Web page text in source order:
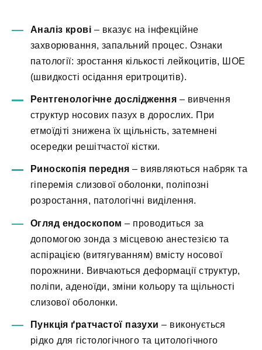
Аналіз крові – вказує на інфекційне
захворювання, запальний процес. Ознаки
патології: зростання кількості лейкоцитів, ШОЕ
(швидкості осідання еритроцитів).
Рентгенологічне дослідження – вивчення
структур носових пазух в дорослих. При
етмоїдіті знижена їх щільність, затемнені
осередки решітчастої кістки.
Риноскопія передня – виявляються набряк та
гіперемія слизової оболонки, поліпозні
розростання, патологічні виділення.
Огляд ендоскопом – проводиться за
допомогою зонда з місцевою анестезією та
аспірацією (витягуванням) вмісту носової
порожнини. Вивчаються деформації структур,
поліпи, аденоїди, зміни кольору та щільності
слизової оболонки.
Пункція ґратчастої пазухи – виконується
рідко для гістологічного та цитологічного